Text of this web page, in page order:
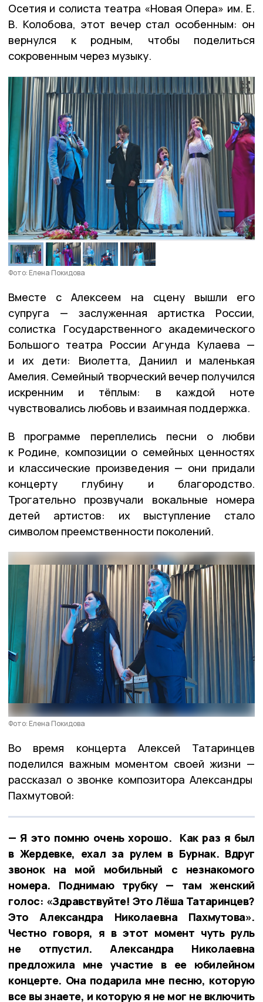
Осетия и солиста театра «Новая Опера» им. Е.
В. Колобова, этот вечер стал особенным: он
вернулся к родным, чтобы поделиться
сокровенным через музыку.
Фото: Елена Покидова
Вместе с Алексеем на сцену вышли его
супруга — заслуженная артистка России,
солистка Государственного академического
Большого театра России Агунда Кулаева —
и их дети: Виолетта, Даниил и маленькая
Амелия. Семейный творческий вечер получился
искренним и тёплым: в каждой ноте
чувствовались любовь и взаимная поддержка.
В программе переплелись песни о любви
к Родине, композиции о семейных ценностях
и классические произведения — они придали
концерту глубину и благородство.
Трогательно прозвучали вокальные номера
детей артистов: их выступление стало
символом преемственности поколений.
Фото: Елена Покидова
Во время концерта Алексей Татаринцев
поделился важным моментом своей жизни —
рассказал о звонке композитора Александры
Пахмутовой:
— Я это помню очень хорошо. Как раз я был
в Жердевке, ехал за рулем в Бурнак. Вдруг
звонок на мой мобильный с незнакомого
номера. Поднимаю трубку — там женский
голос: «Здравствуйте! Это Лёша Татаринцев?
Это Александра Николаевна Пахмутова».
Честно говоря, я в этот момент чуть руль
не отпустил. Александра Николаевна
предложила мне участие в ее юбилейном
концерте. Она подарила мне песню, которую
все вы знаете, и которую я не мог не включить